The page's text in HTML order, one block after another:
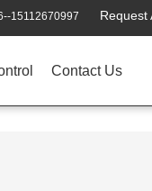
15112670997 Request
Contact Us